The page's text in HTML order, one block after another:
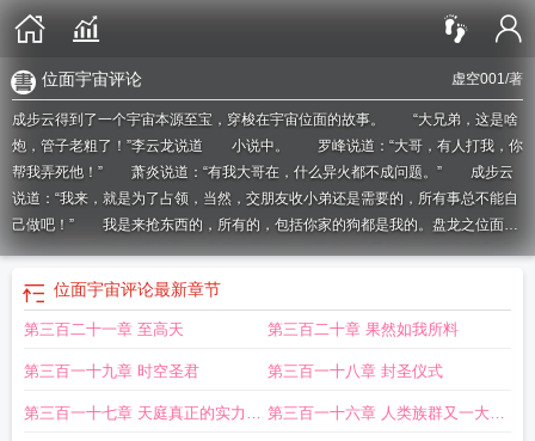
虚空001/著
位面宇宙评论
成步云得到了一个宇宙本源至宝，穿梭在宇宙位面的故事。 “大兄弟，这是啥
炮，管子老粗了！”李云龙说道 小说中。 罗峰说道：“大哥，有人打我，你
帮我弄死他！” 萧炎说道：“有我大哥在，什么异火都不成问题。” 成步云
说道：“我来，就是为了占领，当然，交朋友收小弟还是需要的，所有事总不能自
己做吧！” 我是来抢东西的，所有的，包括你家的狗都是我的。 盘龙之位面宇
宙位面宇宙评论位面宇宙txt无尽位面宇宙位面宇宙境界划分位面宇宙吧虚
空001 位面宇宙
位面宇宙TXT免费完结
宙全文免费阅读
面宇宙女主是谁位面宇宙百度百科 位面宇宙是什么意思位面宇宙类位面宇宙
子书位面宇宙观 位面宇宙虚空001 位面宇宙太监了吗 位面宇宙中的修炼
宇宙有女主吗位面宇宙八零位面宇宙txt八零位面宇宙TXT八零宇宙位面
位面宇宙评论最新章节
第三百二十一章 至高天 第三百二十章 果然如我所料
第三百一十九章 时空圣君 第三百一十八章 封圣仪式
第三百一十七章 天庭真正的实力底 第三百一十六章 人类族群又一大盛